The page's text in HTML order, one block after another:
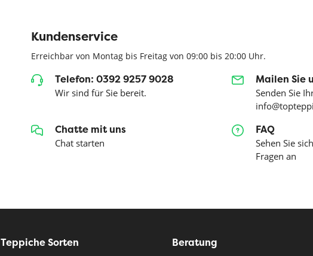
Kundenservice
Erreichbar von Montag bis Freitag von 09:00 bis 20:00 Uhr.
Telefon: 0392 9257 9028
Wir sind für Sie bereit.
Mailen Sie
Senden Sie
Chatte mit uns
Chat starten
FAQ
Sehen Sie
Fragen an
Teppiche Sorten Beratung